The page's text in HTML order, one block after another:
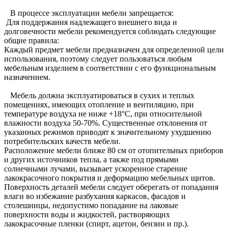
В процессе эксплуатации мебели запрещается:
Для поддержания надлежащего внешнего вида и
долговечности мебели рекомендуется соблюдать следующие
общие правила:
Каждый предмет мебели предназначен для определенной цели
использования, поэтому следует пользоваться любым
мебельным изделием в соответствии с его функциональным
назначением.
Мебель должна эксплуатироваться в сухих и теплых
помещениях, имеющих отопление и вентиляцию, при
температуре воздуха не ниже +18°C, при относительной
влажности воздуха 50-70%. Существенные отклонения от
указанных режимов приводят к значительному ухудшению
потребительских качеств мебели.
Расположение мебели ближе 80 см от отопительных приборов
и других источников тепла, а также под прямыми
солнечными лучами, вызывает ускоренное старение
лакокрасочного покрытия и деформацию мебельных щитов.
Поверхность деталей мебели следует оберегать от попадания
влаги во избежание разбухания каркасов, фасадов и
столешницы, недопустимо попадание на лаковые
поверхности воды и жидкостей, растворяющих
лакокрасочные пленки (спирт, ацетон, бензин и пр.).